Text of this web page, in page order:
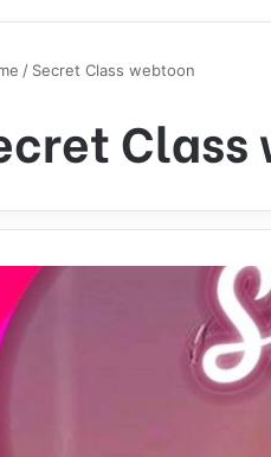
/ Secret Class webtoon
Class